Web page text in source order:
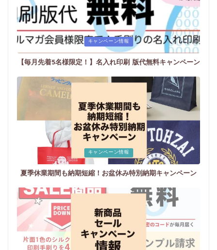
Posted
in
キャンペーン情報
【毎月先着5名様限定！】名入れ印刷 版代無料キャンペーン
キャンペーン情報
夏季休業期間も納期短縮！お盆休み特別納期キャンペーン